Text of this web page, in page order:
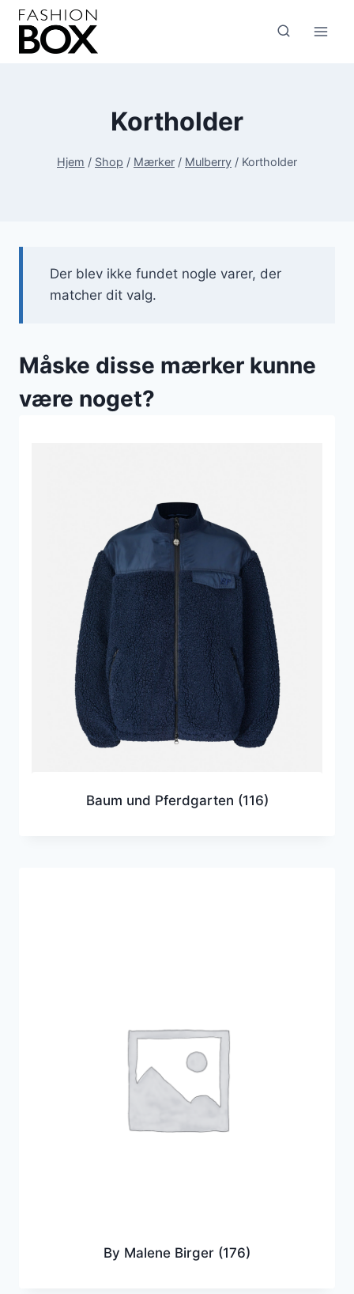
Fortsæt
indhold
Kortholder
Hjem / Shop / Mærker / Mulberry / Kortholder
Der blev ikke fundet nogle varer, der
matcher dit valg.
Måske disse mærker kunne
være noget?
Baum und Pferdgarten (116)
By Malene Birger (176)